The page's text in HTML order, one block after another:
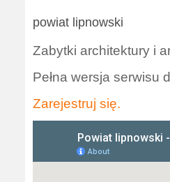
powiat lipnowski
Zabytki architektury i
Pełna wersja serwisu
Zarejestruj się.